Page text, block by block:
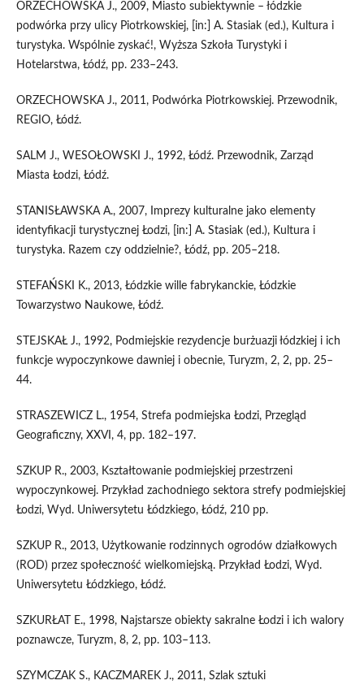
ORZECHOWSKA J., 2009, Miasto subiektywnie – łódzkie
podwórka przy ulicy Piotrkowskiej, [in:] A. Stasiak (ed.), Kultura i
turystyka. Wspólnie zyskać!, Wyższa Szkoła Turystyki i
Hotelarstwa, Łódź, pp. 233–243.
ORZECHOWSKA J., 2011, Podwórka Piotrkowskiej. Przewodnik,
REGIO, Łódź.
SALM J., WESOŁOWSKI J., 1992, Łódź. Przewodnik, Zarząd
Miasta Łodzi, Łódź.
STANISŁAWSKA A., 2007, Imprezy kulturalne jako elementy
identyfikacji turystycznej Łodzi, [in:] A. Stasiak (ed.), Kultura i
turystyka. Razem czy oddzielnie?, Łódź, pp. 205–218.
STEFAŃSKI K., 2013, Łódzkie wille fabrykanckie, Łódzkie
Towarzystwo Naukowe, Łódź.
STEJSKAŁ J., 1992, Podmiejskie rezydencje burżuazji łódzkiej i ich
funkcje wypoczynkowe dawniej i obecnie, Turyzm, 2, 2, pp. 25–
44.
STRASZEWICZ L., 1954, Strefa podmiejska Łodzi, Przegląd
Geograficzny, XXVI, 4, pp. 182–197.
SZKUP R., 2003, Kształtowanie podmiejskiej przestrzeni
wypoczynkowej. Przykład zachodniego sektora strefy podmiejskiej
Łodzi, Wyd. Uniwersytetu Łódzkiego, Łódź, 210 pp.
SZKUP R., 2013, Użytkowanie rodzinnych ogrodów działkowych
(ROD) przez społeczność wielkomiejską. Przykład Łodzi, Wyd.
Uniwersytetu Łódzkiego, Łódź.
SZKURŁAT E., 1998, Najstarsze obiekty sakralne Łodzi i ich walory
poznawcze, Turyzm, 8, 2, pp. 103–113.
SZYMCZAK S., KACZMAREK J., 2011, Szlak sztuki